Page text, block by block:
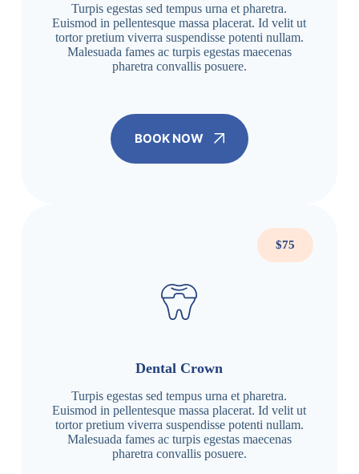
Turpis egestas sed tempus urna et pharetra.
Euismod in pellentesque massa placerat. Id velit ut
tortor pretium viverra suspendisse potenti nullam.
Malesuada fames ac turpis egestas maecenas
pharetra convallis posuere.
BOOK NOW
$75
Dental Crown
Turpis egestas sed tempus urna et pharetra.
Euismod in pellentesque massa placerat. Id velit ut
tortor pretium viverra suspendisse potenti nullam.
Malesuada fames ac turpis egestas maecenas
pharetra convallis posuere.